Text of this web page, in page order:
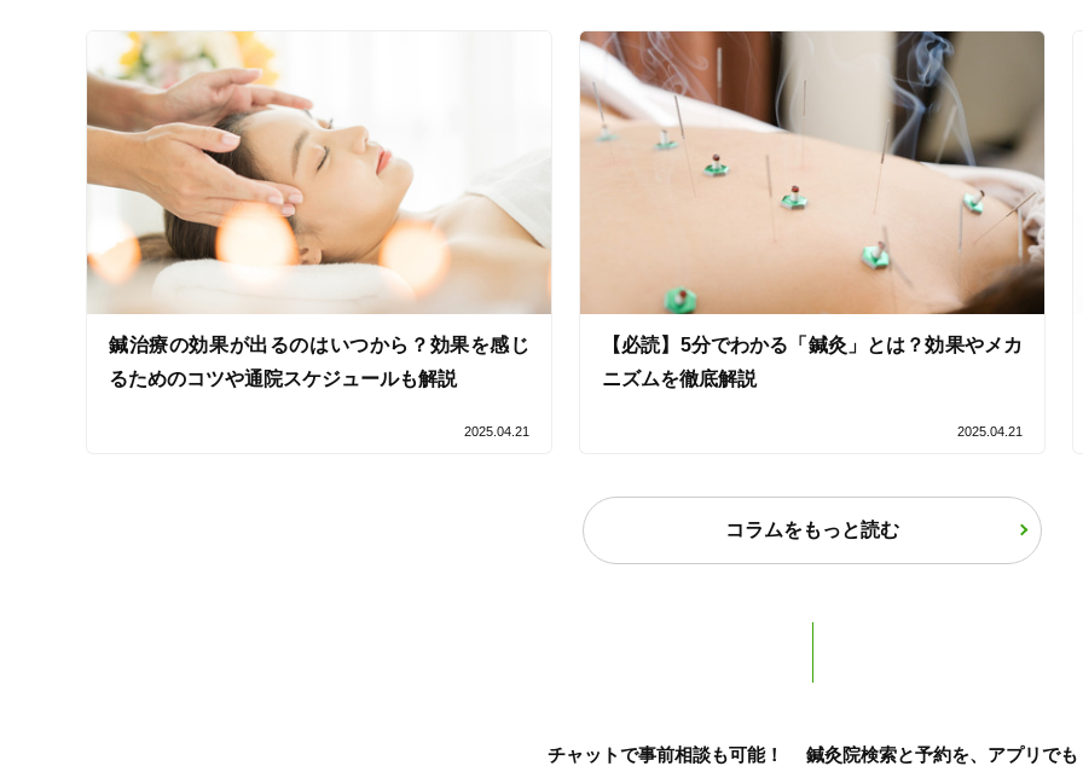
駅近 往療あり
設備の特徴
キッズスペースあり バリアフリー 個室完備
女性向けの特徴
女性スタッフ在籍 女性限定
接客・サービスの特徴
使い捨て鍼使用 トライアルコースあり
「健康にはりを見た」
鍼治療の効果が出るのはいつから？効果を感じ
るためのコツや通院スケジュールも解説
2025.04.21
【必読】5分でわかる「鍼灸」とは？効果やメカ
ニズムを徹底解説
2025.04.21
コラムをもっと読む
チャットで事前相談も可能！ 鍼灸院検索と予約を、アプリでも